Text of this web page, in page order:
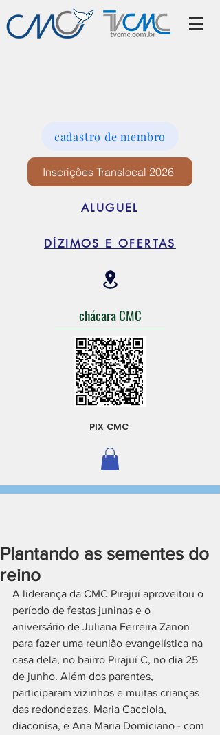
cadastro de membro
Inscrições Translocal 2026
ALUGUEL
DÍZIMOS E OFERTAS
chácara CMC
PIX CMC
Plantando as sementes do
reino
A liderança da CMC Pirajuí aproveitou o
período de festas juninas e o
aniversário de Juliana Ferreira Zanon
para fazer uma reunião evangelística na
casa dela, no bairro Pirajuí C, no dia 25
de junho. Além dos parentes,
participaram vizinhos e muitas crianças
das redondezas. Maria Cacciola,
diaconisa, e Ana Maria Domiciano - com